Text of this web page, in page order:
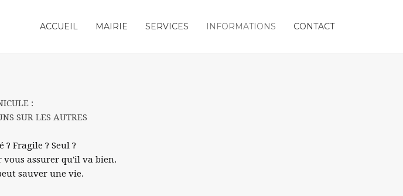
ACCUEIL MAIRIE SERVICES INFORMATIONS CONTACT
:
SUR LES AUTRES
? Fragile ? Seul ?
vous assurer qu'il va bien.
sauver une vie.